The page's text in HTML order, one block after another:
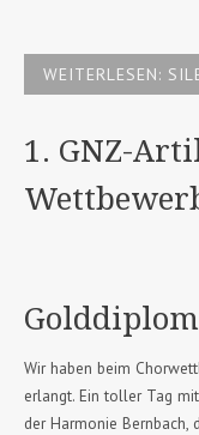
WEITERLESEN:
1. GNZ-
Wir haben beim
erlangt. Ein toller Tag
der Harmonie Bernbach,